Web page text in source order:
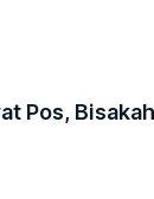
Pos, Bisakah